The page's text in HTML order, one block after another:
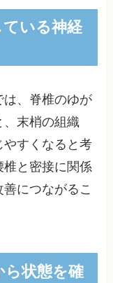
いる神経
は、脊椎のゆが
、末梢の組織
やすくなると考
椎と密接に関係
につながるこ
状態を確